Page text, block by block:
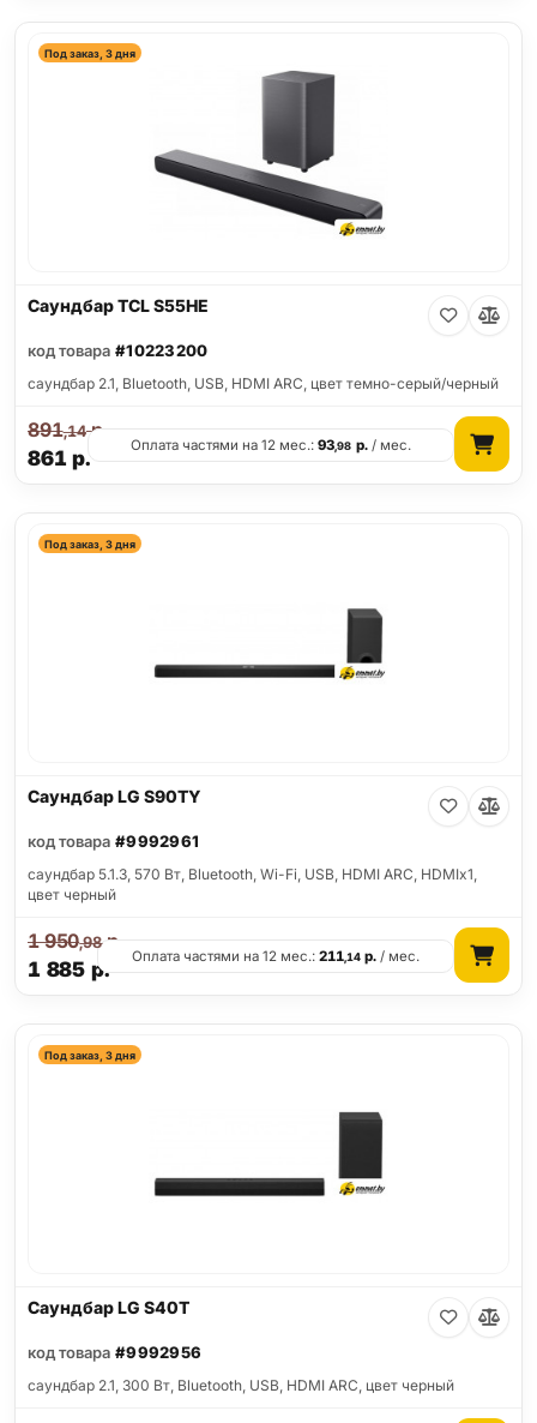
Под заказ, 3 дня
Саундбар TCL S55HE
код товара #10223200
саундбар 2.1, Bluetooth, USB, HDMI ARC, цвет темно-серый/черный
861 р.
891,14р.
Оплата частями на 12 мес.:93,98 р./ мес.
Под заказ, 3 дня
Саундбар LG S90TY
код товара #9992961
саундбар 5.1.3, 570 Вт, Bluetooth, Wi-Fi, USB, HDMI ARC, HDMIx1,
цвет черный
1 885 р.
1 950,98р.
Оплата частями на 12 мес.:211,14 р. / мес.
Под заказ, 3 дня
Саундбар LG S40T
код товара #9992956
саундбар 2.1, 300 Вт, Bluetooth, USB, HDMI ARC, цвет черный